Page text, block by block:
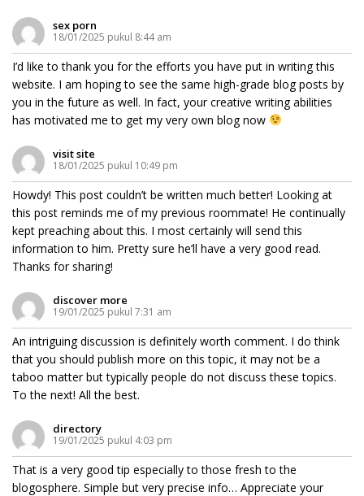
sex porn
18/01/2025 pukul 8:44 am
I’d like to thank you for the efforts you have put in writing this
website. I am hoping to see the same high-grade blog posts by
you in the future as well. In fact, your creative writing abilities
has motivated me to get my very own blog now
visit site
18/01/2025 pukul 10:49 pm
Howdy! This post couldn’t be written much better! Looking at
this post reminds me of my previous roommate! He continually
kept preaching about this. I most certainly will send this
information to him. Pretty sure he’ll have a very good read.
Thanks for sharing!
discover more
19/01/2025 pukul 7:31 am
An intriguing discussion is definitely worth comment. I do think
that you should publish more on this topic, it may not be a
taboo matter but typically people do not discuss these topics.
To the next! All the best.
directory
19/01/2025 pukul 4:03 pm
That is a very good tip especially to those fresh to the
blogosphere. Simple but very precise info… Appreciate your